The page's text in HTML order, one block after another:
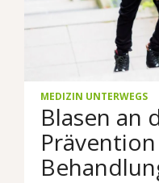
MEDIZIN UNTERWEGS
Blasen an